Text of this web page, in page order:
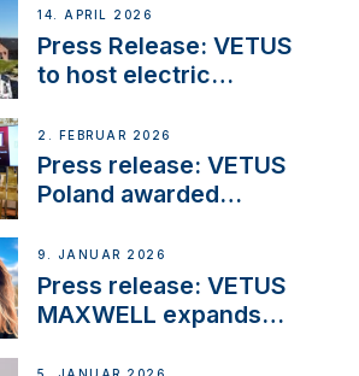
14. APRIL 2026
Press Release: VETUS
to host electric
day at the Aqueduct
Marina
2. FEBRUAR 2026
Press release: VETUS
Poland awarded
Company Certification
with distinction
9. JANUAR 2026
Press release: VETUS
MAXWELL expands